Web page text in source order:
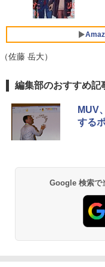
リ
￥
（佐藤 岳大）
編集部のおすすめ記
MUV
する
Google 検索で